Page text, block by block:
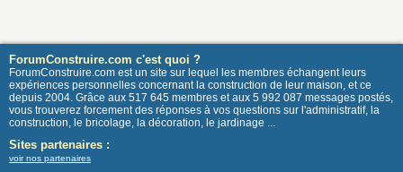
ForumConstruire.com c'est quoi ?
ForumConstruire.com est un site sur lequel les membres échangent leurs
expériences personnelles concernant la construction de leur maison, et ce
depuis 2004. Grâce aux 517 645 membres et aux 5 992 087 messages postés,
vous trouverez forcement des réponses à vos questions sur l'administratif, la
construction, le bricolage, la décoration, le jardinage ...
Sites partenaires :
voir nos partenaires